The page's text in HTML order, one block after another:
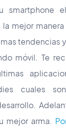
​smartphone
mejor
tendencias
móvil. Te
cuales
mejor arma.